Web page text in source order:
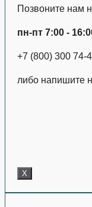
Позвоните нам
пн-пт 7:00 -
+7 (800) 300 74-
либо напишите
X